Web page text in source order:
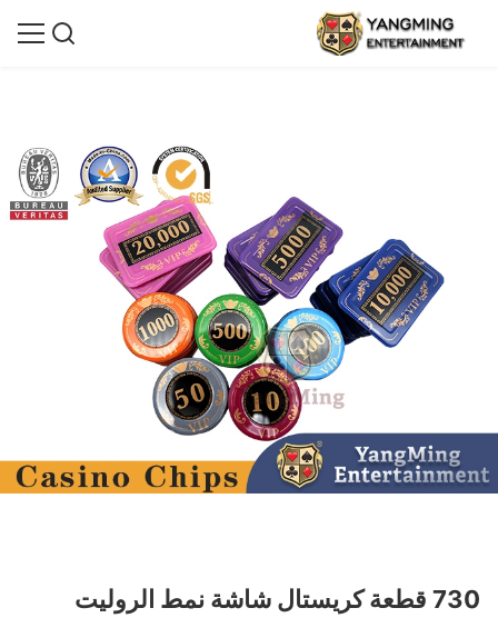
730 قطعة كريستال شاشة نمط الروليت